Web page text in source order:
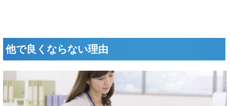
他で良くならない理由